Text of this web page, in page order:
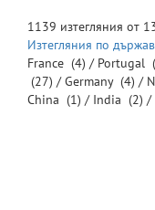
1139 изтегляния от
Изтегляния по
France (4) / Portugal
(27) /Germany (4) /
China (1) / India (2) /